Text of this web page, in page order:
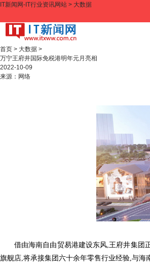
IT新闻网-IT行业资讯网站 > 大数据
首页 > 大数据 >
万宁王府井国际免税港明年元月亮相
2022-10-09
来源： 网络
借由海南自由贸易港建设东风,王府井集团
旗舰店,将承接集团六十余年零售行业经验,与